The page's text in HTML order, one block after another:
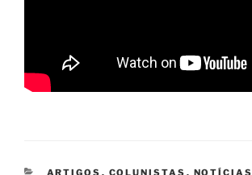
CATEGORIAS
ARTIGOS , COLUNISTAS , NOTÍCIAS